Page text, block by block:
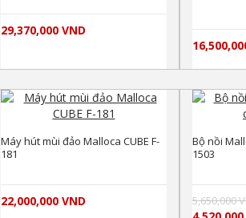
29,370,000 VND
Máy hút mùi đảo Malloca CUBE F-
181
22,000,000 VND
Bộ nồi
1503
5,650,000